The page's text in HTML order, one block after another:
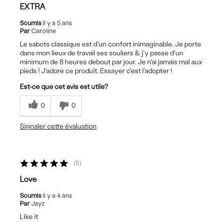
EXTRA
Soumisil y a 5 ans
Par Caroline
Le sabots classique est d'un confort inimaginable. Je porte
dans mon lieux de travail ses souliers & j'y passe d'un
minimum de 8 heures debout par jour. Je n'ai jamais mal aux
pieds ! J'adore ce produit. Essayer c'est l'adopter !
Est-ce que cet avis est utile?
0 0
Signaler cette évaluation
5
Love
Soumisil y a 4 ans
Par Jayz
Like it